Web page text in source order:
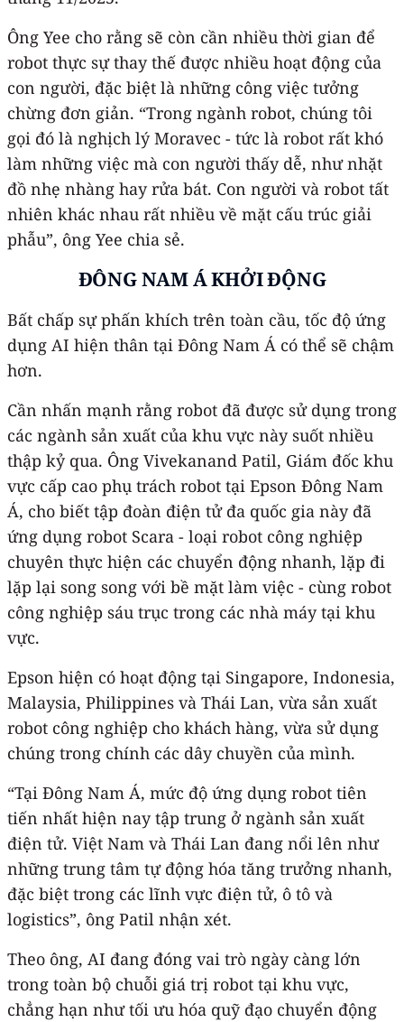
Ông Yee cho rằng sẽ còn cần nhiều thời gian để
robot thực sự thay thế được nhiều hoạt động của
con người, đặc biệt là những công việc tưởng
chừng đơn giản. “Trong ngành robot, chúng tôi
gọi đó là nghịch lý Moravec - tức là robot rất khó
làm những việc mà con người thấy dễ, như nhặt
đồ nhẹ nhàng hay rửa bát. Con người và robot tất
nhiên khác nhau rất nhiều về mặt cấu trúc giải
phẫu”, ông Yee chia sẻ.
ĐÔNG NAM Á KHỞI ĐỘNG
Bất chấp sự phấn khích trên toàn cầu, tốc độ ứng
dụng AI hiện thân tại Đông Nam Á có thể sẽ chậm
hơn.
Cần nhấn mạnh rằng robot đã được sử dụng trong
các ngành sản xuất của khu vực này suốt nhiều
thập kỷ qua. Ông Vivekanand Patil, Giám đốc khu
vực cấp cao phụ trách robot tại Epson Đông Nam
Á, cho biết tập đoàn điện tử đa quốc gia này đã
ứng dụng robot Scara - loại robot công nghiệp
chuyên thực hiện các chuyển động nhanh, lặp đi
lặp lại song song với bề mặt làm việc - cùng robot
công nghiệp sáu trục trong các nhà máy tại khu
vực.
Epson hiện có hoạt động tại Singapore, Indonesia,
Malaysia, Philippines và Thái Lan, vừa sản xuất
robot công nghiệp cho khách hàng, vừa sử dụng
chúng trong chính các dây chuyền của mình.
“Tại Đông Nam Á, mức độ ứng dụng robot tiên
tiến nhất hiện nay tập trung ở ngành sản xuất
điện tử. Việt Nam và Thái Lan đang nổi lên như
những trung tâm tự động hóa tăng trưởng nhanh,
đặc biệt trong các lĩnh vực điện tử, ô tô và
logistics”, ông Patil nhận xét.
Theo ông, AI đang đóng vai trò ngày càng lớn
trong toàn bộ chuỗi giá trị robot tại khu vực,
chẳng hạn như tối ưu hóa quỹ đạo chuyển động